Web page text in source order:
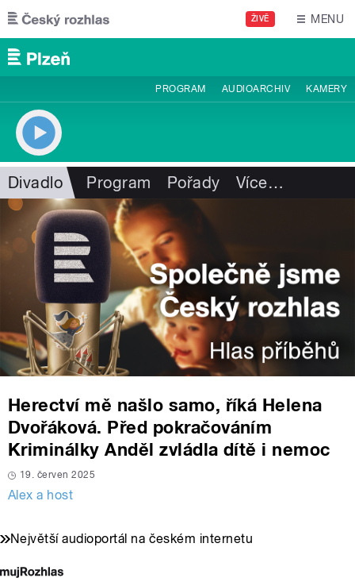
Přejít k hlavnímu obsahu
ŽIVĚ MENU
PROGRAM AUDIOARCHIV KAMERY
Divadlo Program Pořady Více…
Herectví mě našlo samo, říká Helena
Dvořáková. Před pokračováním
Kriminálky Anděl zvládla dítě i nemoc
19. červen 2025
Alex a host
Největší audioportál na českém internetu